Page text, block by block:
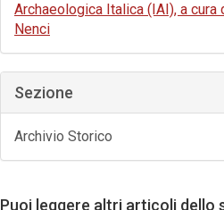
Archaeologica Italica (IAI), a cura
Nenci
Sezione
Archivio Storico
Puoi leggere altri articoli dello